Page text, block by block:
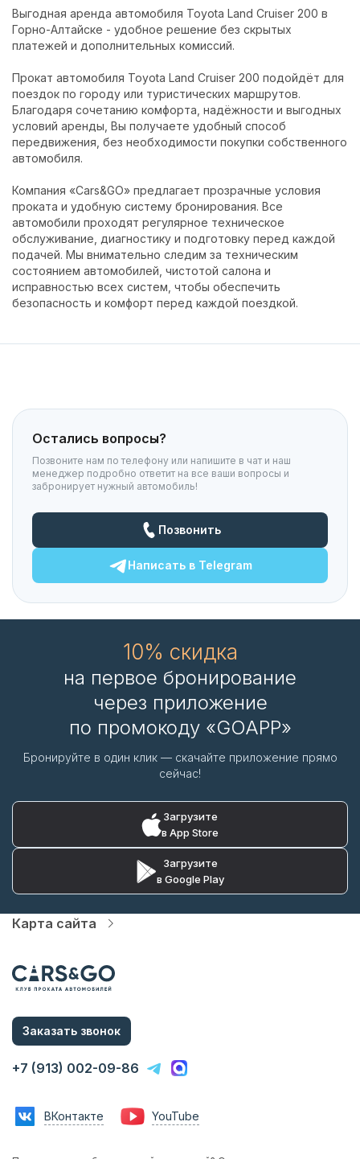
Выгодная аренда автомобиля Toyota Land Cruiser 200 в
Горно-Алтайске - удобное решение без скрытых
платежей и дополнительных комиссий.
Прокат автомобиля Toyota Land Cruiser 200 подойдёт для
поездок по городу или туристических маршрутов.
Благодаря сочетанию комфорта, надёжности и выгодных
условий аренды, Вы получаете удобный способ
передвижения, без необходимости покупки собственного
автомобиля.
Компания «Cars&GO» предлагает прозрачные условия
проката и удобную систему бронирования. Все
автомобили проходят регулярное техническое
обслуживание, диагностику и подготовку перед каждой
подачей. Мы внимательно следим за техническим
состоянием автомобилей, чистотой салона и
исправностью всех систем, чтобы обеспечить
безопасность и комфорт перед каждой поездкой.
Остались вопросы?
Позвоните нам по телефону или напишите в чат и наш
менеджер подробно ответит на все ваши вопросы и
забронирует нужный автомобиль!
Позвонить
Написать вTelegram
10% скидка
на первое бронирование
через приложение
по промокоду «GOAPP»
Бронируйте в один клик — скачайте приложение прямо
сейчас!
Загрузите
в App Store
Загрузите
в Google Play
Карта сайта
Услуги
Акции
Статьи и Новости
Контакты
Аренда без водителя
Инвестиции в прокат
Заказать звонок
+7 (913) 002-09-86
ВКонтакте YouTube